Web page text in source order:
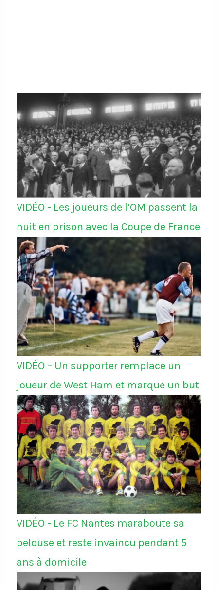
VIDÉO - Les joueurs de l’OM passent la
nuit en prison avec la Coupe de France
VIDÉO – Un supporter remplace un
joueur de West Ham et marque un but
VIDÉO - Le FC Nantes maraboute sa
pelouse et reste invaincu pendant 5
ans à domicile